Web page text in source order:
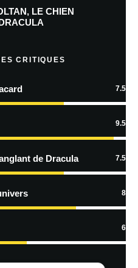
par e-mail.
par e-mail.
En savoir
LE CHIEN
CRITIQUES
7.5
9.5
de Dracula 7.5
8
6